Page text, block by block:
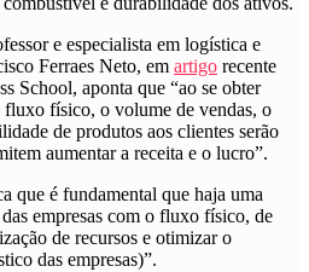
e especialista em logística e
Ferraes Neto, em artigo recente
School, aponta que “ao se obter
fluxo físico, o volume de vendas, o
de produtos aos clientes serão
aumentar a receita e o lucro”.
que é fundamental que haja uma
empresas com o fluxo físico, de
de recursos e otimizar o
das empresas)”.